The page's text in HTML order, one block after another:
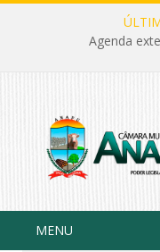
Agenda
MENU